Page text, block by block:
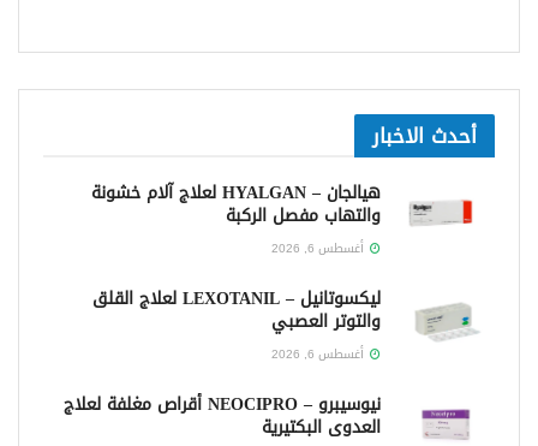
أحدث الاخبار
هيالجان – HYALGAN لعلاج آلام خشونة
والتهاب مفصل الركبة
أغسطس 6, 2026
ليكسوتانيل – LEXOTANIL لعلاج القلق
والتوتر العصبي
أغسطس 6, 2026
نيوسيبرو – NEOCIPRO أقراص مغلفة لعلاج
العدوى البكتيرية